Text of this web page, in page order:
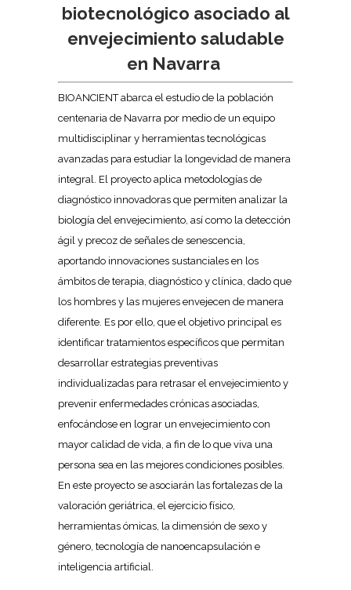
biotecnológico asociado al
envejecimiento saludable
en Navarra
BIOANCIENT abarca el estudio de la población
centenaria de Navarra por medio de un equipo
multidisciplinar y herramientas tecnológicas
avanzadas para estudiar la longevidad de manera
integral. El proyecto aplica metodologías de
diagnóstico innovadoras que permiten analizar la
biología del envejecimiento, así como la detección
ágil y precoz de señales de senescencia,
aportando innovaciones sustanciales en los
ámbitos de terapia, diagnóstico y clínica, dado que
los hombres y las mujeres envejecen de manera
diferente. Es por ello, que el objetivo principal es
identificar tratamientos específicos que permitan
desarrollar estrategias preventivas
individualizadas para retrasar el envejecimiento y
prevenir enfermedades crónicas asociadas,
enfocándose en lograr un envejecimiento con
mayor calidad de vida, a fin de lo que viva una
persona sea en las mejores condiciones posibles.
En este proyecto se asociarán las fortalezas de la
valoración geriátrica, el ejercicio físico,
herramientas ómicas, la dimensión de sexo y
género, tecnología de nanoencapsulación e
inteligencia artificial.